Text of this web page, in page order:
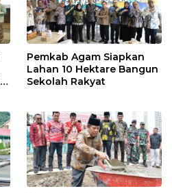
Pemkab Agam Siapkan
Lahan 10 Hektare Bangun
Sekolah Rakyat